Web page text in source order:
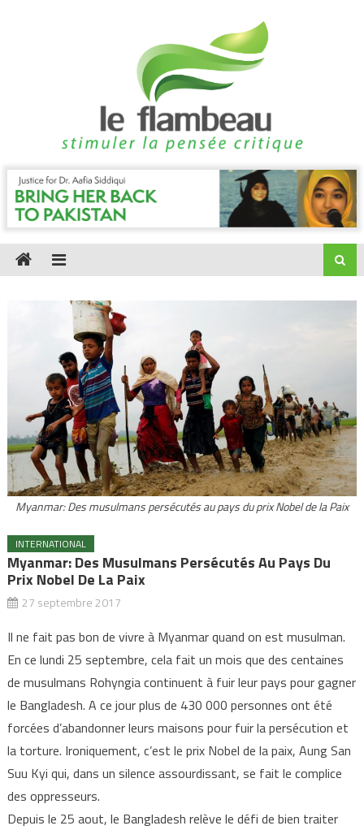
Myanmar: Des musulmans persécutés au pays du prix Nobel de la Paix
INTERNATIONAL
Myanmar: Des Musulmans Persécutés Au Pays Du
Prix Nobel De La Paix
27 septembre 2017
Il ne fait pas bon de vivre à Myanmar quand on est musulman.
En ce lundi 25 septembre, cela fait un mois que des centaines
de musulmans Rohyngia continuent à fuir leur pays pour gagner
le Bangladesh. A ce jour plus de 430 000 personnes ont été
forcées d’abandonner leurs maisons pour fuir la persécution et
la torture. Ironiquement, c’est le prix Nobel de la paix, Aung San
Suu Kyi qui, dans un silence assourdissant, se fait le complice
des oppresseurs.
Depuis le 25 aout, le Bangladesh relève le défi de bien traiter